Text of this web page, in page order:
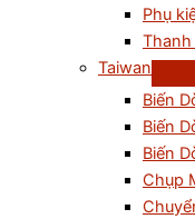
Phụ
Thanh
Taiwan
Biến
Biến
Biến
Chụp